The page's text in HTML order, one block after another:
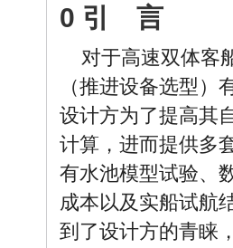
0 引 言
对于高速双体客
（推进设备选型
设计方为了提高其
计算，进而提供多
有水池模型试验、
成本以及实船试航
到了设计方的青睐